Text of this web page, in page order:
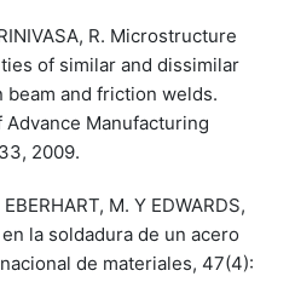
R. Microstructure
of similar and dissimilar
and friction welds.
Manufacturing
2009.
M. Y EDWARDS,
la soldadura de un acero
de materiales, 47(4):